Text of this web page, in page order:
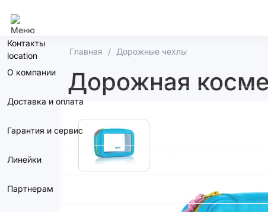
Контакты
О компании
Доставка и оплата
Гарантия и сервис
Линейки
Партнерам
Главная Дорожные чехлы
Дорожная